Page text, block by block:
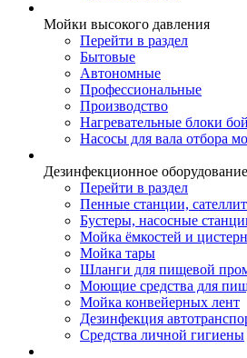
Мойки высокого давления
Перейти в раздел
Бытовые
Автономные
Профессиональные
Производство
Нагревательные блоки
Насосы для вала отбора
Дезинфекционное оборудование
Перейти в раздел
Пенные станции,
Бустеры, насосные
Мойка ёмкостей и цистерн
Мойка тары
Шланги для пищевой
Моющие средства для
Мойка конвейерных лент
Дезинфекция
Средства личной гигиены